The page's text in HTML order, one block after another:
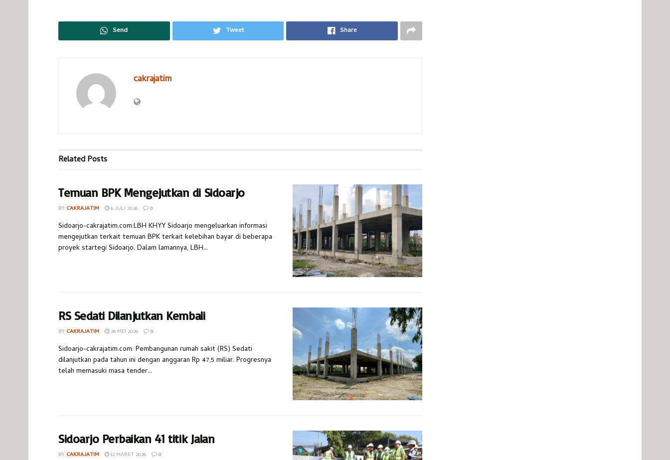
Send Tweet Share
cakrajatim
RelatedPosts
Temuan BPK Mengejutkan di Sidoarjo
BY CAKRAJATIM 6 JULI 2026 0
Sidoarjo-cakrajatim.com:LBH KHYY Sidoarjo mengeluarkan informasi
mengejutkan terkait temuan BPK terkait kelebihan bayar di beberapa
proyek startegi Sidoarjo. Dalam lamannya, LBH...
RS Sedati Dilanjutkan Kembali
BY CAKRAJATIM 26 MEI 2026 0
Sidoarjo-cakrajatim.com: Pembangunan rumah sakit (RS) Sedati
dilanjutkan pada tahun ini dengan anggaran Rp 47,5 miliar. Progresnya
telah memasuki masa tender...
Sidoarjo Perbaikan 41 titik Jalan
BY CAKRAJATIM 12 MARET 2026 0